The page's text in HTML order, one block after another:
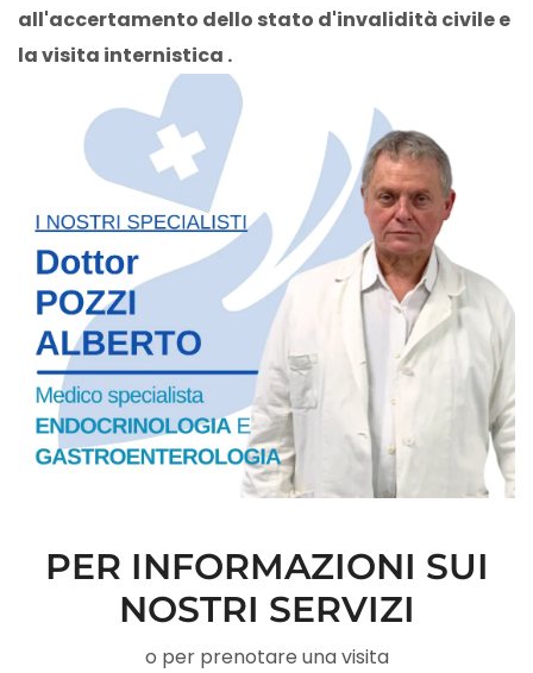
all'accertamento dello stato d'invalidità civile e
la visita internistica .
PER INFORMAZIONI SUI
NOSTRI SERVIZI
o per prenotare una visita